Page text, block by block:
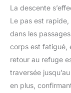
La descente
Le pas est
dans les
corps est fatigué,
retour au refuge
traversée
en plus,